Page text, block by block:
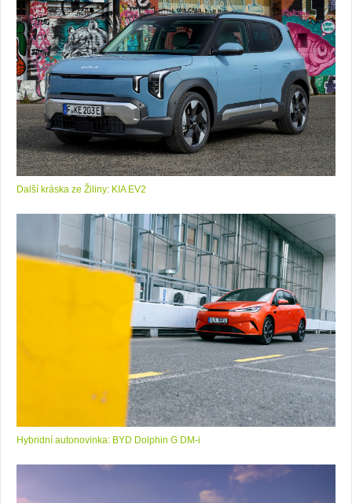
Další kráska ze Žiliny: KIA EV2
Hybridní autonovinka: BYD Dolphin G DM-i